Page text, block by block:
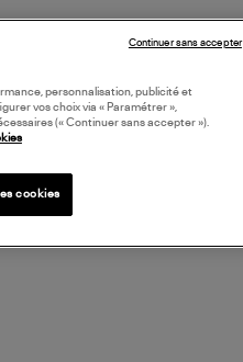
personnalisation, publicité et
vos choix via « Paramétrer »,
(« Continuer sans accepter »).
cookies
Continuer sans accepter